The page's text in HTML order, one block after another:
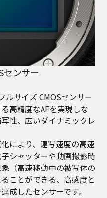
センサー
ルサイズ CMOSセンサー
高精度なAFを実現しな
性、広いダイナミックレ
により、連写速度の高速
シャッターや動画撮影時
（高速移動中の被写体の
ことができる、高感度と
成したセンサーです。